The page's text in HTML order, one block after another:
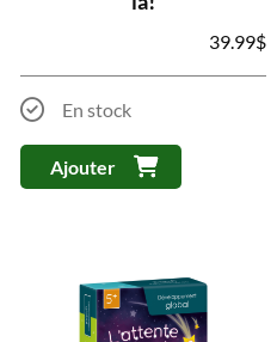
39.99$
En stock
Ajouter